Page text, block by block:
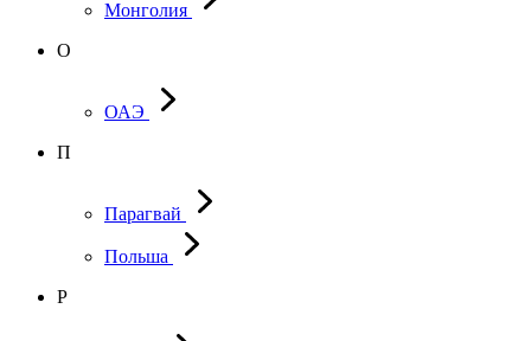
Монголия
О
ОАЭ
П
Парагвай
Польша
Р